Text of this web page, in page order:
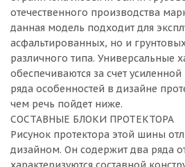
отечественного производства
данная модель подходит для
асфальтированных, но и
различного типа. Универсальные
обеспечиваются за счет
ряда особенностей в дизайне
чем речь пойдет ниже.
СОСТАВНЫЕ БЛОКИ ПРОТЕКТОРА
Рисунок протектора этой шины
дизайном. Он содержит два ряда